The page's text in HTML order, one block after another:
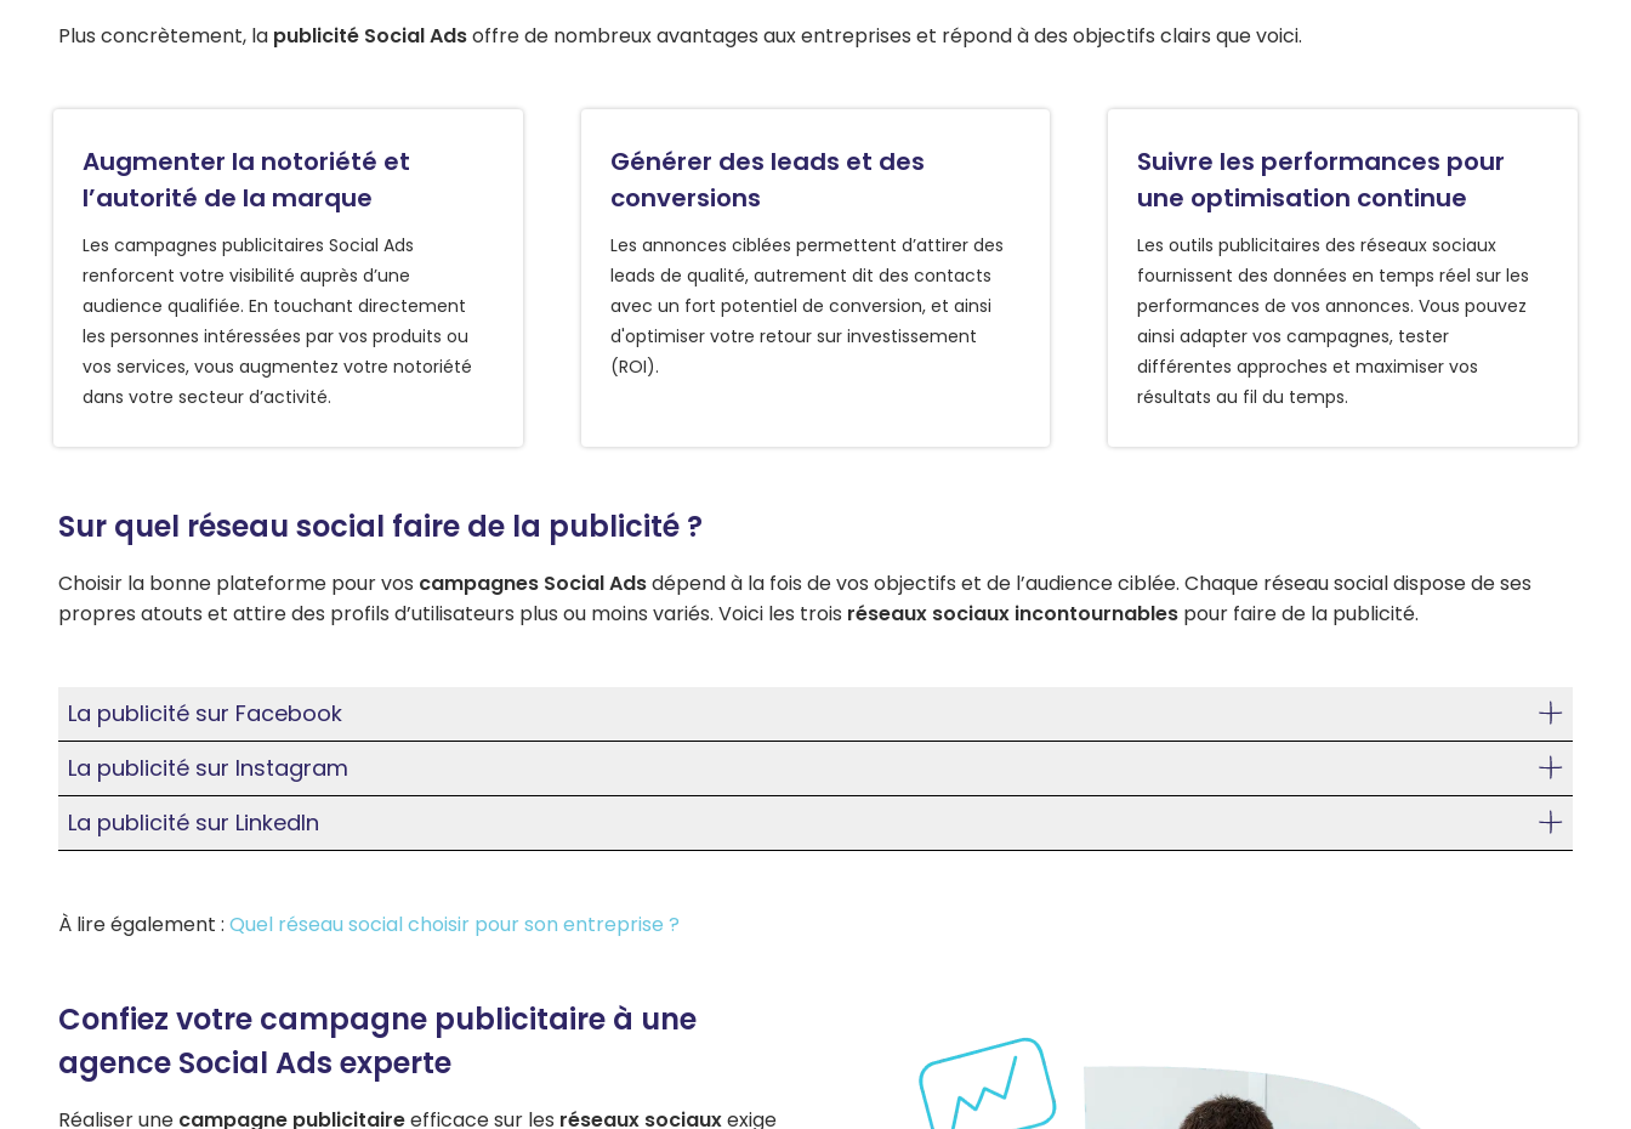
Plus concrètement, la publicité Social Adsoffre de nombreux avantages aux entreprises et répond à des objectifs clairs que voici.
Augmenter la notoriété et
l’autorité de la marque
Les campagnes publicitaires Social Ads
renforcent votre visibilité auprès d’une
audience qualifiée. En touchant directement
les personnes intéressées par vos produits ou
vos services, vous augmentez votre notoriété
dans votre secteur d’activité.
Générer des leads et des
conversions
Les annonces ciblées permettent d’attirer des
leads de qualité, autrement dit des contacts
avec un fort potentiel de conversion, et ainsi
d'optimiser votre retour sur investissement
(ROI).
Suivre les performances pour
une optimisation continue
Les outils publicitaires des réseaux sociaux
fournissent des données en temps réel sur les
performances de vos annonces. Vous pouvez
ainsi adapter vos campagnes, tester
différentes approches et maximiser vos
résultats au fil du temps.
Sur quel réseau social faire de la publicité ?
Choisir la bonne plateforme pour vos campagnes Social Adsdépend à la fois de vos objectifs et de l’audience ciblée. Chaque réseau social dispose de ses
propres atouts et attire des profils d’utilisateurs plus ou moins variés. Voici les trois réseaux sociaux incontournables pour faire de la publicité.
La publicité sur Facebook
La publicité sur Instagram
La publicité sur LinkedIn
À lire également : Quel réseau social choisir pour son entreprise ?
Confiez votre campagne publicitaire à une
agence Social Ads experte
Réaliser une campagne publicitaireefficace sur les réseaux sociauxexige